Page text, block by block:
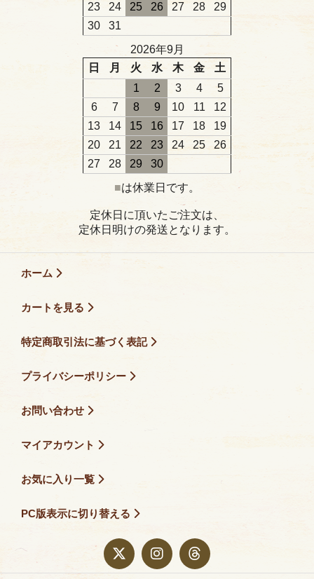
23
24 25 26 27 28
29
30
31
2026年9月
日
月 火 水 木 金
土
1
2 3 4
5
6
7 8 9 10 11
12
13
14 15 16 17 18
19
20
21 22 23 24 25
26
27
28 29
30
■は休業日です。
定休日に頂いたご注文は、
定休日明けの発送となります。
ホーム
カートを見る
特定商取引法に基づく表記
プライバシーポリシー
お問い合わせ
マイアカウント
お気に入り一覧
PC版表示に切り替える